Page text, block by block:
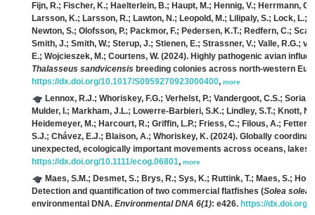
Fijn, R.; Fischer, K.; Haelterlein, B.; Haupt, M.; Hennig, V.; Herrmann,
Larsson, K.; Larsson, R.; Lawton, N.; Leopold, M.; Lilipaly, S.; Lock, L.;
Newton, S.; Olofsson, P.; Packmor, F.; Pedersen, K.T.; Redfern, C.;
Smith, J.; Smith, W.; Sterup, J.; Stienen, E.; Strassner, V.; Valle, R.G.;
E.; Wojcieszek, M.; Courtens, W. (2024). Highly pathogenic avian
Thalasseus sandvicensis breeding colonies across north-western
https://dx.doi.org/10.1017/S0959270923000400, more
Lennox, R.J.; Whoriskey, F.G.; Verhelst, P.; Vandergoot, C.S.;
Mulder, I.; Markham, J.L.; Lowerre-Barbieri, S.K.; Lindley, S.T.; Knott,
Heidemeyer, M.; Harcourt, R.; Griffin, L.P.; Friess, C.; Filous, A.;
S.J.; Chávez, E.J.; Blaison, A.; Whoriskey, K. (2024). Globally
unexpected, ecologically important movements across oceans, lakes
https://dx.doi.org/10.1111/ecog.06801, more
Maes, S.M.; Desmet, S.; Brys, R.; Sys, K.; Ruttink, T.; Maes, S.;
Detection and quantification of two commercial flatfishes (Solea solea
environmental DNA. Environmental DNA 6(1): e426. https://dx.doi.org/